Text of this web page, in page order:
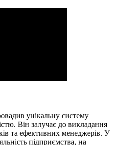
унікальну систему
Він залучає до викладання
та ефективних менеджерів. У
підприємства, на